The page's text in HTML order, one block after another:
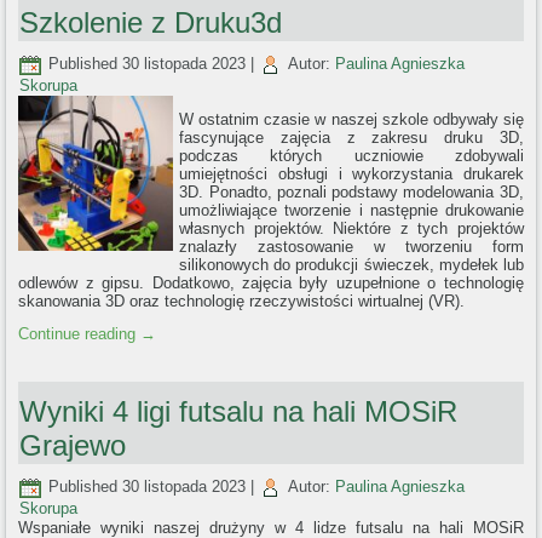
Szkolenie z Druku3d
Published 30 listopada 2023 Autor: Paulina Agnieszka
Skorupa
W ostatnim czasie w naszej szkole odbywały się
fascynujące zajęcia z zakresu druku 3D,
podczas których uczniowie zdobywali
umiejętności obsługi i wykorzystania drukarek
3D. Ponadto, poznali podstawy modelowania 3D,
umożliwiające tworzenie i następnie drukowanie
własnych projektów. Niektóre z tych projektów
znalazły zastosowanie w tworzeniu form
silikonowych do produkcji świeczek, mydełek lub
odlewów z gipsu. Dodatkowo, zajęcia były uzupełnione o technologię
skanowania 3D oraz technologię rzeczywistości wirtualnej (VR).
Continue reading →
Wyniki 4 ligi futsalu na hali MOSiR
Grajewo
Published 30 listopada 2023 Autor: Paulina Agnieszka
Skorupa
Wspaniałe wyniki naszej drużyny w 4 lidze futsalu na hali MOSiR